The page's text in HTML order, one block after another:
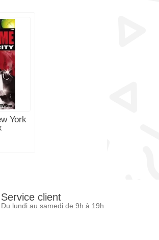
York
Service client
Du lundi au samedi de 9h à 19h